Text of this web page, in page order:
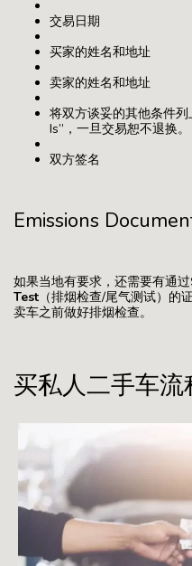
交易日期
买家的姓名和地址
卖家的姓名和地址
将双方谈妥的其他条件
Is”，一旦交易恕不退换。
双方签名
Emissions
如果当地有要求，还需要有通过
Test （排烟检查/尾气测试）的
卖车之前做好排烟检查。
买私人二手车流